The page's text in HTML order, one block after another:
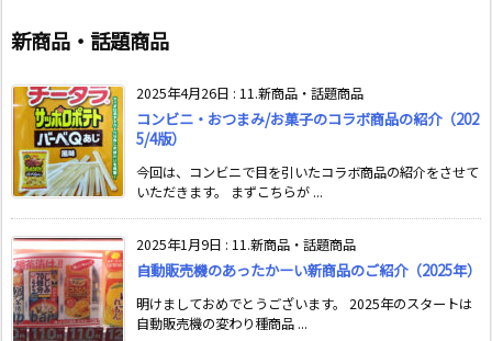
新商品・話題商品
2025年4月26日 : 11.新商品・話題商品
コンビニ・おつまみ/お菓子のコラボ商品の紹介（202
5/4版）
今回は、コンビニで目を引いたコラボ商品の紹介をさせて
いただきます。 まずこちらが ...
2025年1月9日 : 11.新商品・話題商品
自動販売機のあったかーい新商品のご紹介（2025年）
明けましておめでとうございます。 2025年のスタートは
自動販売機の変わり種商品 ...